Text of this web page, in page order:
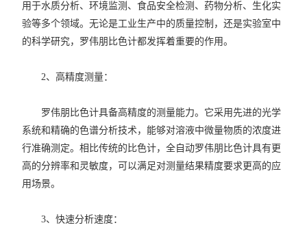
用于水质分析、环境监测、食品安全检测、药物分析、生化实
验等多个领域。无论是工业生产中的质量控制，还是实验室中
的科学研究，罗伟朋比色计都发挥着重要的作用。
2、高精度测量：
罗伟朋比色计具备高精度的测量能力。它采用先进的光学
系统和精确的色谱分析技术，能够对溶液中微量物质的浓度进
行准确测定。相比传统的比色计，全自动罗伟朋比色计具有更
高的分辨率和灵敏度，可以满足对测量结果精度要求更高的应
用场景。
3、快速分析速度：